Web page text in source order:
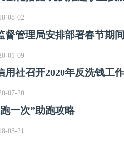
08-02
督管理局安排部署春节期
01-09
用社召开2020年反洗钱工
07-20
一次”助跑攻略
03-21